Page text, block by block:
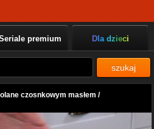
premium Dla dzieci
szukaj
czosnkowym masłem /